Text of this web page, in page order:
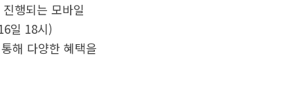
행되는 모바일
일 18시)
해 다양한 혜택을